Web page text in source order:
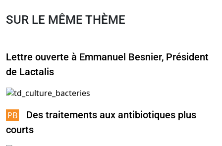
SUR LE MÊME THÈME
Lettre ouverte à Emmanuel Besnier, Président
de Lactalis
Des traitements aux antibiotiques plus
courts